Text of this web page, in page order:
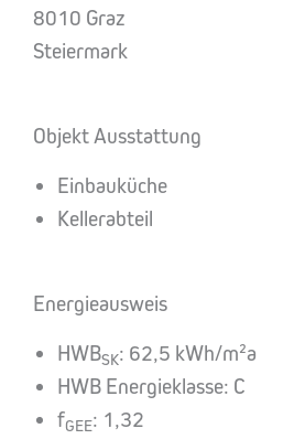
8010 Graz
Steiermark
Objekt Ausstattung
Einbauküche
Kellerabteil
Energieausweis
HWBSK: 62,5 kWh/m²a
HWB Energieklasse: C
fGEE: 1,32